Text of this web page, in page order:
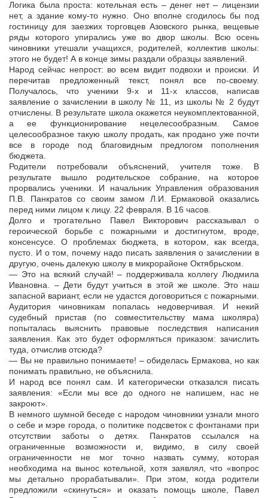
Логика была проста: котельная есть – денег нет – лицензии
нет, а здание кому-то нужно. Оно вполне сгодилось бы под
гостиницу для заезжих торговцев Азовского рынка, вещевые
ряды которого упирались уже во двор школы. Всю осень
чиновники утешали учащихся, родителей, коллектив школы:
этого не будет! А в конце зимы раздали образцы заявлений.
Народ сейчас непрост: во всем видит подвохи и происки. И
перечитав предложенный текст, понял все по-своему.
Получалось, что ученики 9-х и 11-х классов, написав
заявление о зачислении в школу № 11, из школы № 2 будут
отчислены. В результате школа окажется неукомплектованной,
а ее функционирование нецелесообразным. Самое
целесообразное такую школу продать, как продано уже почти
все в городе под благовидным предлогом пополнения
бюджета.
Родители потребовали объяснений, учителя тоже. В
результате вышло родительское собрание, на которое
прорвались ученики. И начальник Управления образования
П.В. Панкратов со своим замом Л.И. Ермаковой оказались
перед ними лицом к лицу. 22 февраля. В 16 часов.
Долго и трогательно Павел Викторович рассказывал о
героической борьбе с пожарными и достигнутом, вроде,
консенсусе. О проблемах бюджета, в котором, как всегда,
пусто. И о том, почему надо писать заявления о зачислении в
другую, очень далекую школу в микрорайоне Октябрьском.
— Это на всякий случай! – поддерживала коллегу Людмила
Ивановна. – Дети будут учиться в этой же школе. Это наш
запасной вариант, если не удастся договориться с пожарными.
Аудитория чиновникам попалась недоверчивая. И некий
судебный пристав (по совместительству мама школяра)
попыталась выяснить правовые последствия написания
заявления. Как это будет оформляться приказом: зачислить
туда, отчислив отсюда?
— Вы не правильно понимаете! – обиделась Ермакова, но как
понимать правильно, не объяснила.
И народ все понял сам. И категорически отказался писать
заявления: «Если мы все до одного не напишем, нас не
закроют».
В немного шумной беседе с народом чиновники узнали много
о себе и мэре города, о политике подсветок с фонтанами при
отсутствии заботы о детях. Панкратов ссылался на
ограниченные возможности и, видимо, в силу своей
ограниченности не мог точно назвать сумму, которая
необходима на вынос котельной, хотя заявлял, что «вопрос
мы детально прорабатывали». При этом, когда родители
предложили «скинуться» и оказать помощь школе, Павел